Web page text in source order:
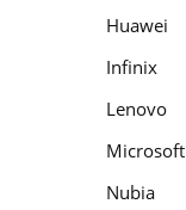
Huawei
Infinix
Lenovo
Microsoft
Nubia